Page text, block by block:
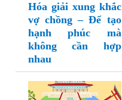
Hóa giải xung khắc
vợ chồng – Để tạo
hạnh phúc mà
không cần hợp
nhau